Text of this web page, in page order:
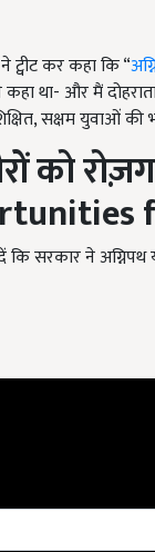
ट्वीट कर कहा कि “
कहा था- और मैं
सक्षम युवाओं
को
सरकार ने अग्निपथ